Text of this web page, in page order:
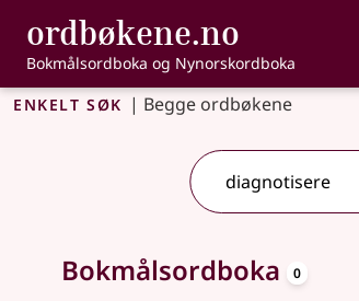
Gå til hovedinnhold
Tilgjengelighet
ordbøkene.no ,
Bokmålsordboka og Nynorskordboka
Enkelt søk | Begge ordbøkene
Bokmålsordboka 0